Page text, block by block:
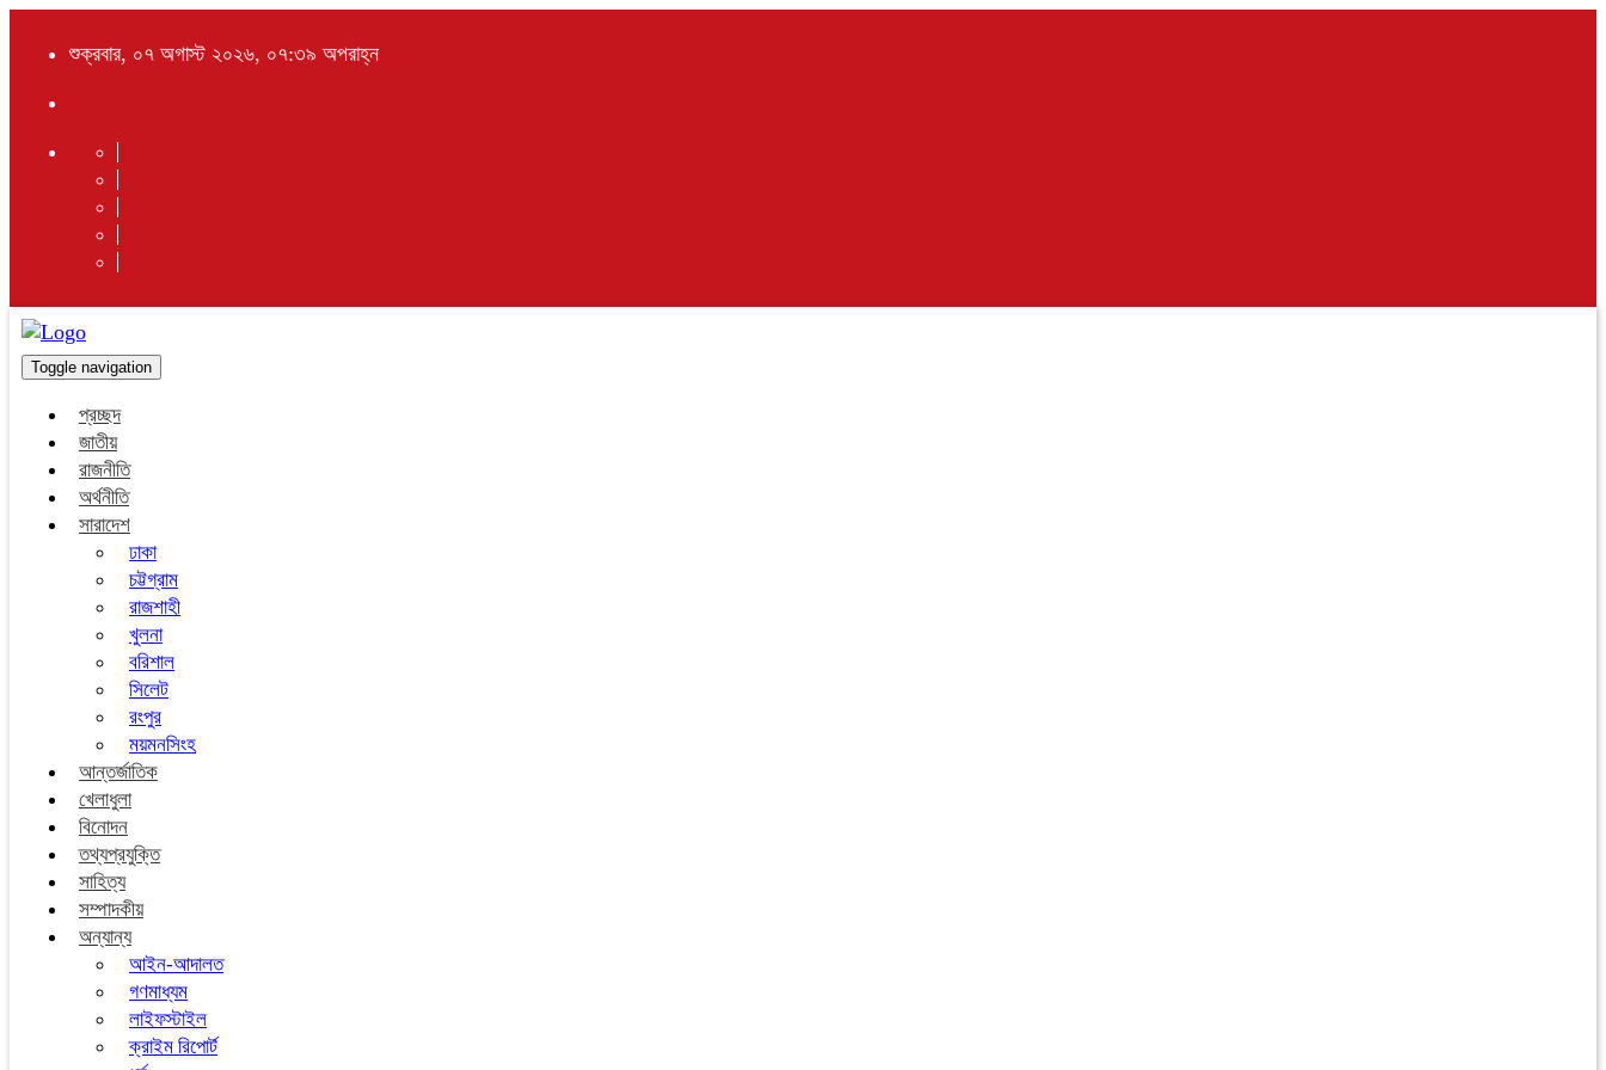
শুক্রবার, ০৭ অগাস্ট ২০২৬, ০৭:৩৯ অপরাহ্ন
Toggle navigation
প্রচ্ছদ
জাতীয়
রাজনীতি
অর্থনীতি
সারাদেশ
ঢাকা
চট্টগ্রাম
রাজশাহী
খুলনা
বরিশাল
সিলেট
রংপুর
ময়মনসিংহ
আন্তর্জাতিক
খেলাধুলা
বিনোদন
তথ্যপ্রযুক্তি
সাহিত্য
সম্পাদকীয়
অন্যান্য
আইন-আদালত
গণমাধ্যম
লাইফস্টাইল
ক্রাইম রিপোর্ট